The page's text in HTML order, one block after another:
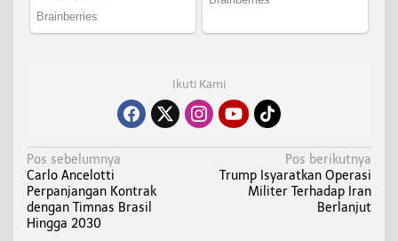
Ikuti Kami
N
a
v
i
Pos sebelumnya
Carlo Ancelotti
Perpanjangan Kontrak
dengan Timnas Brasil
Hingga 2030
Pos berikutnya
Trump Isyaratkan Operasi
Militer Terhadap Iran
Berlanjut